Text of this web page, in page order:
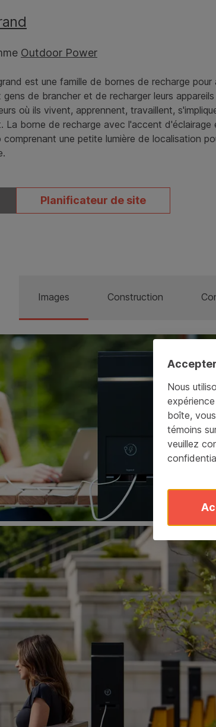
Outdoor Power
est une famille de bornes de recharge pour
gens de brancher et de recharger leurs
où ils vivent, apprennent, travaillent,
La borne de recharge avec l'accent d'éclairage
une petite lumière de localisation
Planificateur de site
Images Construction
Nous
boîte,
témoins
veuillez